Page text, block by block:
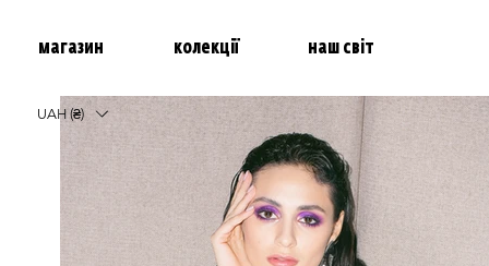
магазин колекції наш світ
UAH (₴)